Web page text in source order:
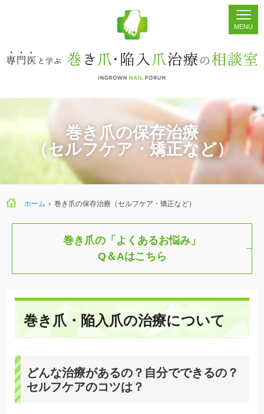
シェア 掲示板 検索
ホーム › 巻き爪の保存治療（セルフケア・矯正など）
巻き爪の「よくあるお悩み」
Q＆Aはこちら
巻き爪・陥入爪の治療について
どんな治療があるの？自分でできるの？
セルフケアのコツは？